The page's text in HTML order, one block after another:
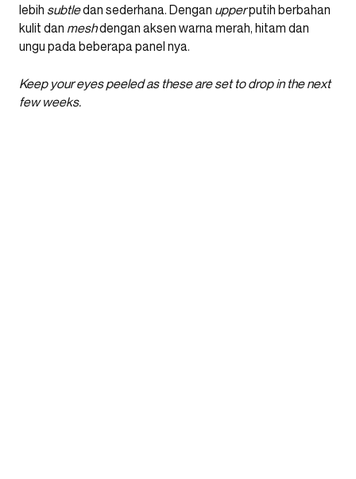
lebih subtledan sederhana. Dengan upperputih berbahan
kulit dan meshdengan aksen warna merah, hitam dan
ungu pada beberapa panel nya.
Keep your eyes peeled as these are set to drop in the next
few weeks.